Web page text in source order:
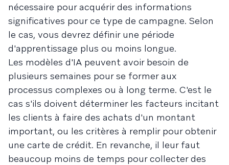
nécessaire pour acquérir des informations
significatives pour ce type de campagne. Selon
le cas, vous devrez définir une période
d'apprentissage plus ou moins longue.
Les modèles d'IA peuvent avoir besoin de
plusieurs semaines pour se former aux
processus complexes ou à long terme. C'est le
cas s'ils doivent déterminer les facteurs incitant
les clients à faire des achats d'un montant
important, ou les critères à remplir pour obtenir
une carte de crédit. En revanche, il leur faut
beaucoup moins de temps pour collecter des